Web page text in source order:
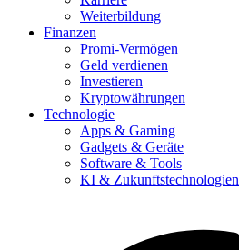
Weiterbildung
Finanzen
Promi-Vermögen
Geld verdienen
Investieren
Kryptowährungen
Technologie
Apps & Gaming
Gadgets & Geräte
Software & Tools
KI & Zukunftstechnologien